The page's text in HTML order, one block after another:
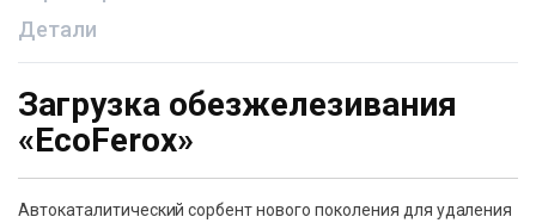
Детали
Загрузка обезжелезивания
«EcoFerox»
Автокаталитический сорбент нового поколения для удаления